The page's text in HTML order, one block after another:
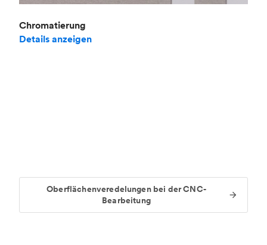
Chromatierung
Details anzeigen
Oberflächenveredelungen bei der CNC-
Bearbeitung